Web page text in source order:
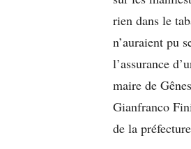
rien dans le
n’auraient pu
l’assurance
maire de
Gianfranco
de la